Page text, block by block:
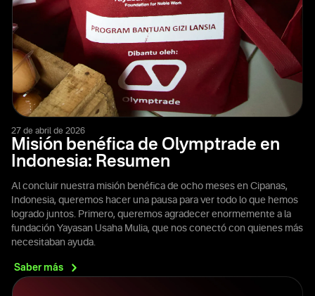
27 de abril de 2026
Misión benéfica de Olymptrade en
Indonesia: Resumen
Al concluir nuestra misión benéfica de ocho meses en Cipanas,
Indonesia, queremos hacer una pausa para ver todo lo que hemos
logrado juntos. Primero, queremos agradecer enormemente a la
fundación Yayasan Usaha Mulia, que nos conectó con quienes más
necesitaban ayuda.
Sabermás